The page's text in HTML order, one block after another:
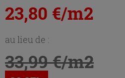
23,80 €/m2
au lieu de :
33,99 €/m2